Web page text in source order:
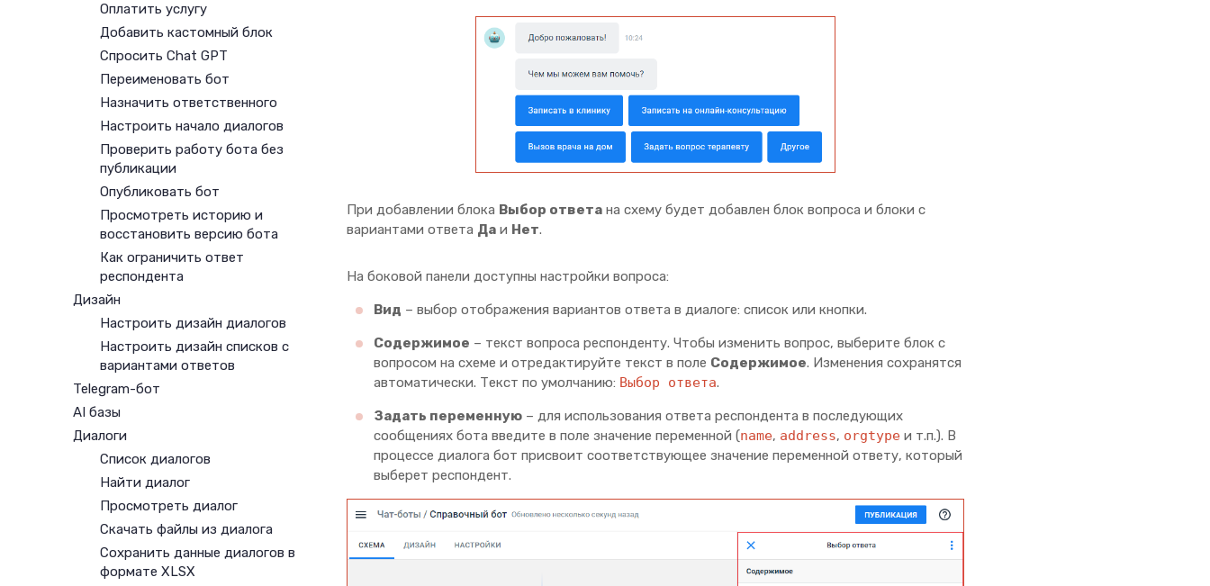
Оплатить услугу
Добавить кастомный блок
Спросить Chat GPT
Переименовать бот
Назначить ответственного
Настроить начало диалогов
Проверить работу бота без
публикации
Опубликовать бот
Просмотреть историю и
восстановить версию бота
Как ограничить ответ
респондента
Дизайн
Настроить дизайн диалогов
Настроить дизайн списков с
вариантами ответов
Telegram-бот
AI базы
Диалоги
Список диалогов
Найти диалог
Просмотреть диалог
Скачать файлы из диалога
Сохранить данные диалогов в
формате XLSX
При добавлении блока Выбор ответа на схему будет добавлен блок вопроса и блоки с
вариантами ответа Да и Нет.
На боковой панели доступны настройки вопроса:
Вид – выбор отображения вариантов ответа в диалоге: список или кнопки.
Содержимое – текст вопроса респонденту. Чтобы изменить вопрос, выберите блок с
вопросом на схеме и отредактируйте текст в поле Содержимое. Изменения сохранятся
автоматически. Текст по умолчанию: Выбор ответа.
Задать переменную – для использования ответа респондента в последующих
сообщениях бота введите в поле значение переменной (name, address, orgtype и т.п.). В
процессе диалога бот присвоит соответствующее значение переменной ответу, который
выберет респондент.